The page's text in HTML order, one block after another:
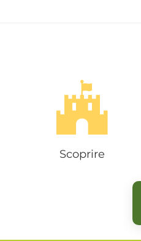
Scoprire